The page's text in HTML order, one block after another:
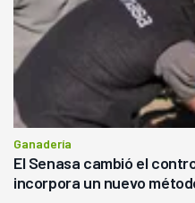
Ganadería
El Senasa cambió el
incorpora un nuevo